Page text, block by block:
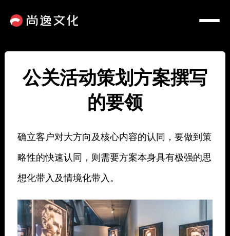
公关活动策划方案撰写
的要领
确立客户对大方向及核心内容的认同，要做到策
略性的快速认同，则需要方案本身具有极强的思
想化带入及情境化带入。